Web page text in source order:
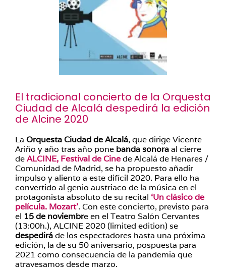
El tradicional concierto de la Orquesta
Ciudad de Alcalá despedirá la edición
de Alcine 2020
La Orquesta Ciudad de Alcalá, que dirige Vicente
Ariño y año tras año pone banda sonoraal cierre
deALCINE, Festival de Cinede Alcalá de Henares /
Comunidad de Madrid, se ha propuesto añadir
impulso y aliento a este difícil 2020. Para ello ha
convertido al genio austriaco de la música en el
protagonista absoluto de su recital ‘Un clásico de
película. Mozart’. Con este concierto, previsto para
el 15 de noviembre en el Teatro Salón Cervantes
(13:00h.), ALCINE 2020 (limited edition) se
despediráde los espectadores hasta una próxima
edición, la de su 50 aniversario, pospuesta para
2021 como consecuencia de la pandemia que
atravesamos desde marzo.